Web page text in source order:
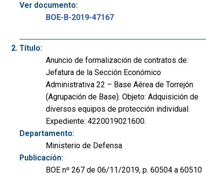
Ver documento:
BOE-B-2019-47167
Título:
Anuncio de formalización de contratos de:
Jefatura de la Sección Económico
Administrativa 22 – Base Aérea de Torrejón
(Agrupación de Base). Objeto: Adquisición de
diversos equipos de protección individual.
Expediente: 4220019021600.
Departamento:
Ministerio de Defensa
Publicación:
BOE nº 267 de 06/11/2019, p. 60504 a 60510